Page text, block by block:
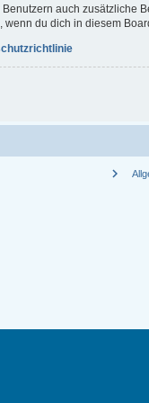
auch zusätzliche
du dich in diesem
chevron_right